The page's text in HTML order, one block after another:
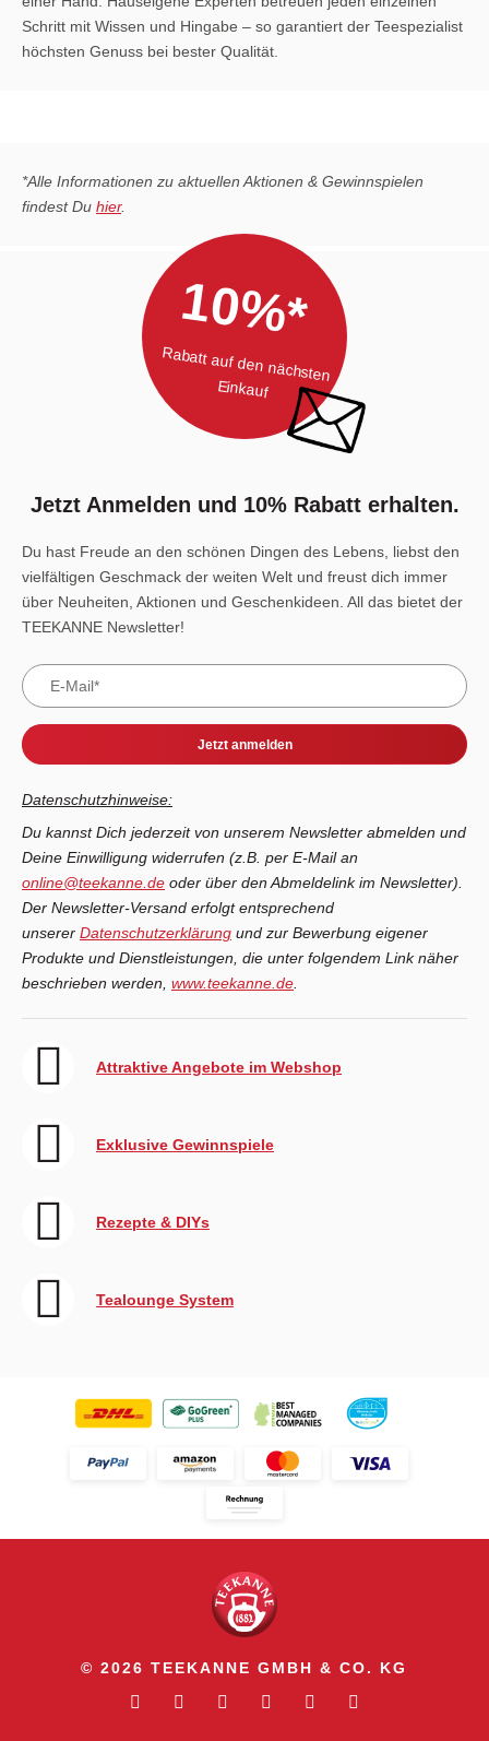
Schritt mit Wissen und Hingabe – so garantiert der Teespezialist
höchsten Genuss bei bester Qualität.
*Alle Informationen zu aktuellen Aktionen & Gewinnspielen
findest Du hier.
10%*
Rabatt auf den nächsten
Einkauf
Jetzt Anmelden und 10% Rabatt erhalten.
Du hast Freude an den schönen Dingen des Lebens, liebst den
vielfältigen Geschmack der weiten Welt und freust dich immer
über Neuheiten, Aktionen und Geschenkideen. All das bietet der
TEEKANNE Newsletter!
Jetzt anmelden
Datenschutzhinweise:
Du kannst Dich jederzeit von unserem Newsletter abmelden und
Deine Einwilligung widerrufen (z.B. per E-Mail an
online@teekanne.de oder über den Abmeldelink im Newsletter).
Der Newsletter-Versand erfolgt entsprechend
unserer Datenschutzerklärung und zur Bewerbung eigener
Produkte und Dienstleistungen, die unter folgendem Link näher
beschrieben werden, www.teekanne.de
Attraktive Angebote im Webshop
Exklusive Gewinnspiele
Rezepte & DIYs
Tealounge System
© 2026 TEEKANNE GMBH & CO. KG